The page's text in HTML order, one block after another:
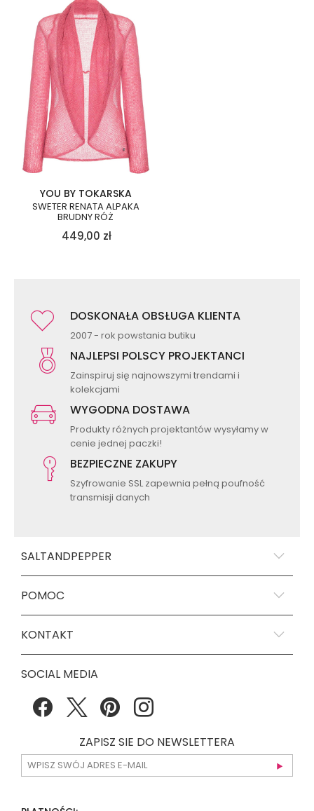
YOU BY TOKARSKA
SWETER RENATA ALPAKA
BRUDNY RÓŻ
449,00 zł
DOSKONAŁA OBSŁUGA KLIENTA
2007 - rok powstania butiku
NAJLEPSI POLSCY PROJEKTANCI
Zainspiruj się najnowszymi trendami i
kolekcjami
WYGODNA DOSTAWA
Produkty różnych projektantów wysyłamy w
cenie jednej paczki!
BEZPIECZNE ZAKUPY
Szyfrowanie SSL zapewnia pełną poufność
transmisji danych
SALTANDPEPPER
POMOC
KONTAKT
SOCIAL MEDIA
ZAPISZ SIE DO NEWSLETTERA